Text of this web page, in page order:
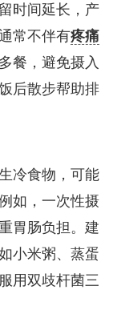
时间延长，产
常不伴有疼痛
餐，避免摄入
后散步帮助排
冷食物，可能
如，一次性摄
胃肠负担。建
小米粥、蒸蛋
用双歧杆菌三